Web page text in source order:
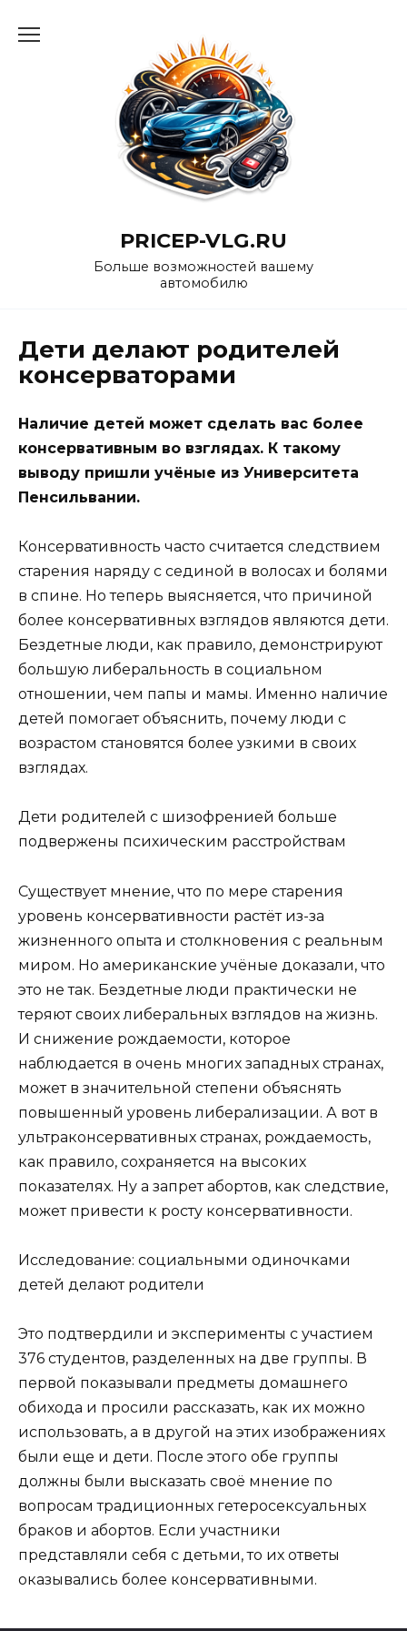
PRICEP-VLG.RU
Больше возможностей вашему
автомобилю
Дети делают родителей
консерваторами
Наличие детей может сделать вас более
консервативным во взглядах. К такому
выводу пришли учёные из Университета
Пенсильвании.
Консервативность часто считается следствием
старения наряду с сединой в волосах и болями
в спине. Но теперь выясняется, что причиной
более консервативных взглядов являются дети.
Бездетные люди, как правило, демонстрируют
большую либеральность в социальном
отношении, чем папы и мамы. Именно наличие
детей помогает объяснить, почему люди с
возрастом становятся более узкими в своих
взглядах.
Дети родителей с шизофренией больше
подвержены психическим расстройствам
Существует мнение, что по мере старения
уровень консервативности растёт из-за
жизненного опыта и столкновения с реальным
миром. Но американские учёные доказали, что
это не так. Бездетные люди практически не
теряют своих либеральных взглядов на жизнь.
И снижение рождаемости, которое
наблюдается в очень многих западных странах,
может в значительной степени объяснять
повышенный уровень либерализации. А вот в
ультраконсервативных странах, рождаемость,
как правило, сохраняется на высоких
показателях. Ну а запрет абортов, как следствие,
может привести к росту консервативности.
Исследование: социальными одиночками
детей делают родители
Это подтвердили и эксперименты с участием
376 студентов, разделенных на две группы. В
первой показывали предметы домашнего
обихода и просили рассказать, как их можно
использовать, а в другой на этих изображениях
были еще и дети. После этого обе группы
должны были высказать своё мнение по
вопросам традиционных гетеросексуальных
браков и абортов. Если участники
представляли себя с детьми, то их ответы
оказывались более консервативными.